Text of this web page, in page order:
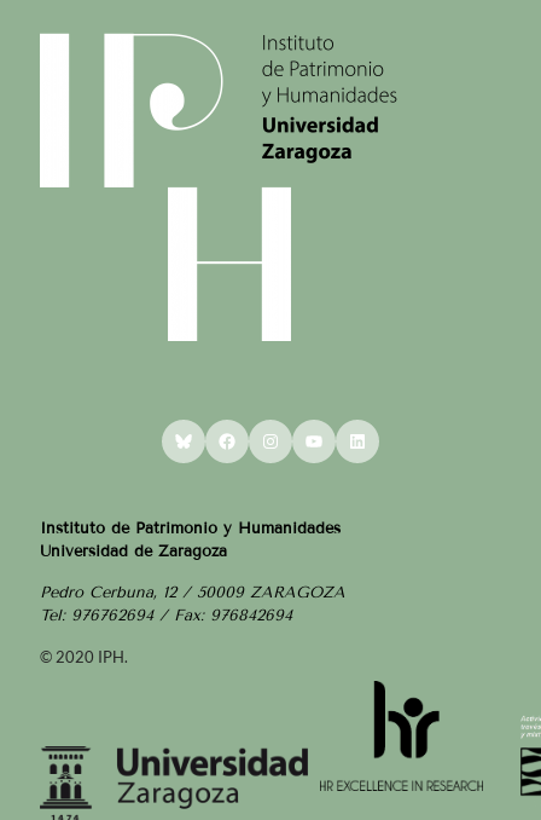
BlueskyFacebookInstagram
YouTubeLinkedIn
Instituto de Patrimonio y Humanidades
Universidad de Zaragoza
Pedro Cerbuna, 12 / 50009 ZARAGOZA
Tel: 976762694 / Fax: 976842694
© 2020 IPH.